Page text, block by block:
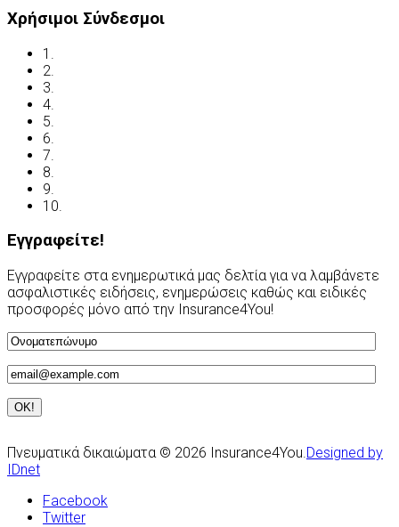
Χρήσιμοι Σύνδεσμοι
1.
2.
3.
4.
5.
6.
7.
8.
9.
10.
Εγγραφείτε!
Εγγραφείτε στα ενημερωτικά μας δελτία για να λαμβάνετε
ασφαλιστικές ειδήσεις, ενημερώσεις καθώς και ειδικές
προσφορές μόνο από την Insurance4You!
Πνευματικά δικαιώματα © 2026 Insurance4You.Designed by
IDnet
Facebook
Twitter